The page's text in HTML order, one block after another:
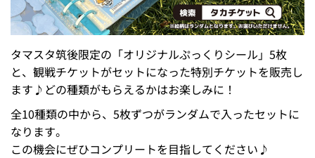
タマスタ筑後限定の「オリジナルぷっくりシール」5枚
と、観戦チケットがセットになった特別チケットを販売し
ます♪どの種類がもらえるかはお楽しみに！
全10種類の中から、5枚ずつがランダムで入ったセットに
なります。
この機会にぜひコンプリートを目指してください♪